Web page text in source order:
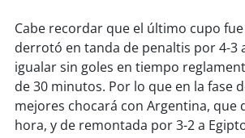
soycopiapó
soyvalparaíso
soy quillota
Cabe recordar que el último cupo
derrotó en tanda de penaltis por 4-3
igualar sin goles en tiempo
de 30 minutos. Por lo que en la fase
mejores chocará con Argentina, que
hora, y de remontada por 3-2 a